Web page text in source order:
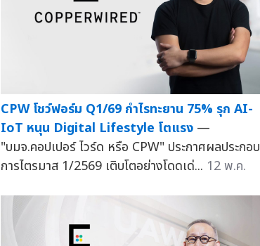
CPW โชว์ฟอร์ม Q1/69 กำไรทะยาน 75% รุก AI-
IoT หนุน Digital Lifestyle โตแรง —
"บมจ.คอปเปอร์ ไวร์ด หรือ CPW" ประกาศผลประกอบ
การไตรมาส 1/2569 เติบโตอย่างโดดเด่... 12 พ.ค.